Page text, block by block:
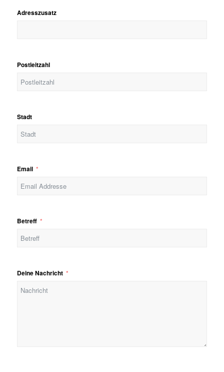
Adresszusatz
Postleitzahl
Stadt
Email
Betreff
Deine Nachricht